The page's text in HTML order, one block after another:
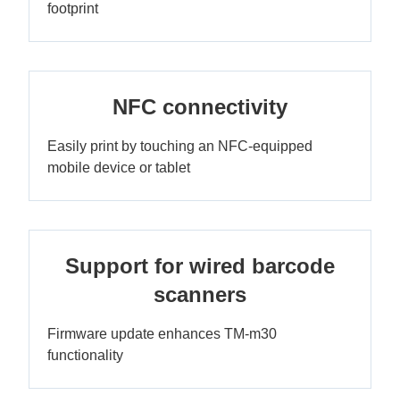
footprint
NFC connectivity
Easily print by touching an NFC-equipped
mobile device or tablet
Support for wired barcode
scanners
Firmware update enhances TM-m30
functionality